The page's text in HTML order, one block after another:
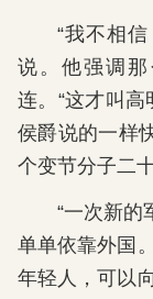
“我不相
说。他强调
连。“这才叫
侯爵说的一样
个变节分子二
“一次新的
单单依靠外国
年轻人，可以